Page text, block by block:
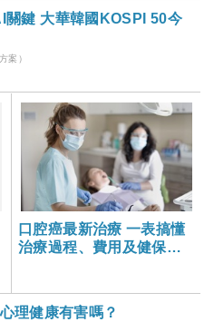
關鍵 大華韓國KOSPI 50今
案）
口腔癌最新治療 一表搞懂
治療過程、費用及健保狀
理健康有害嗎？